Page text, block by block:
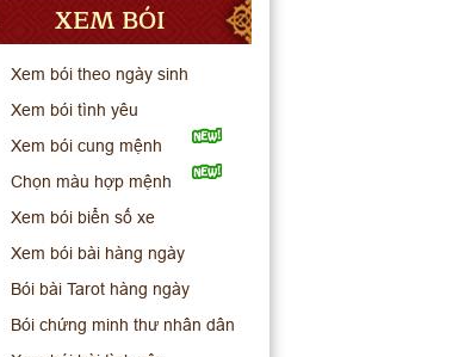
XEM BÓI
Xem bói theo ngày sinh
Xem bói tình yêu
Xem bói cung mệnh
Chọn màu hợp mệnh
Xem bói biển số xe
Xem bói bài hàng ngày
Bói bài Tarot hàng ngày
Bói chứng minh thư nhân dân